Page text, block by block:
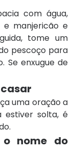
com água,
e manjericão e
tome um
pescoço para
Se enxugue de
uma oração a
estiver solta, é
nome do